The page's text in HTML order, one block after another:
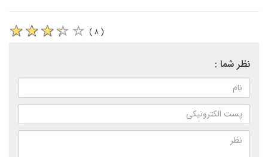
( ۸ )
نظر شما :